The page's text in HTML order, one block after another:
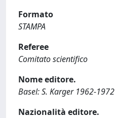
Formato
STAMPA
Referee
Comitato scientifico
Nome editore.
Basel: S. Karger 1962-1972
Nazionalità editore.